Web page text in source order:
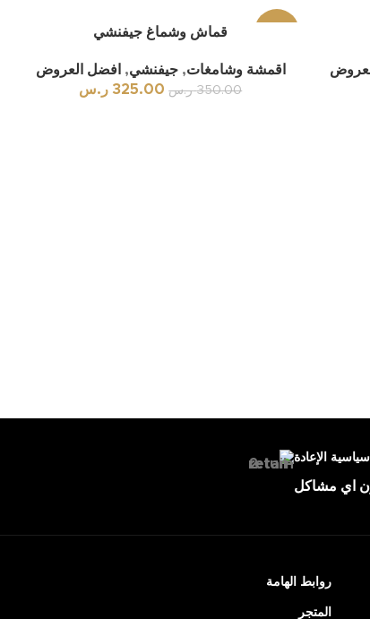
قماش وشماغ جيفنشي
اقمشة وشامغات,جيفنشي, افضل العروض
350.00 ر.س 325.00 ر.س
سياسية الإعادة
اي مشاكل
روابط الهامة
المتجر